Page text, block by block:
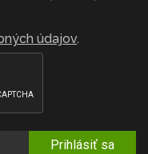
údajov.
Prihlásiť sa